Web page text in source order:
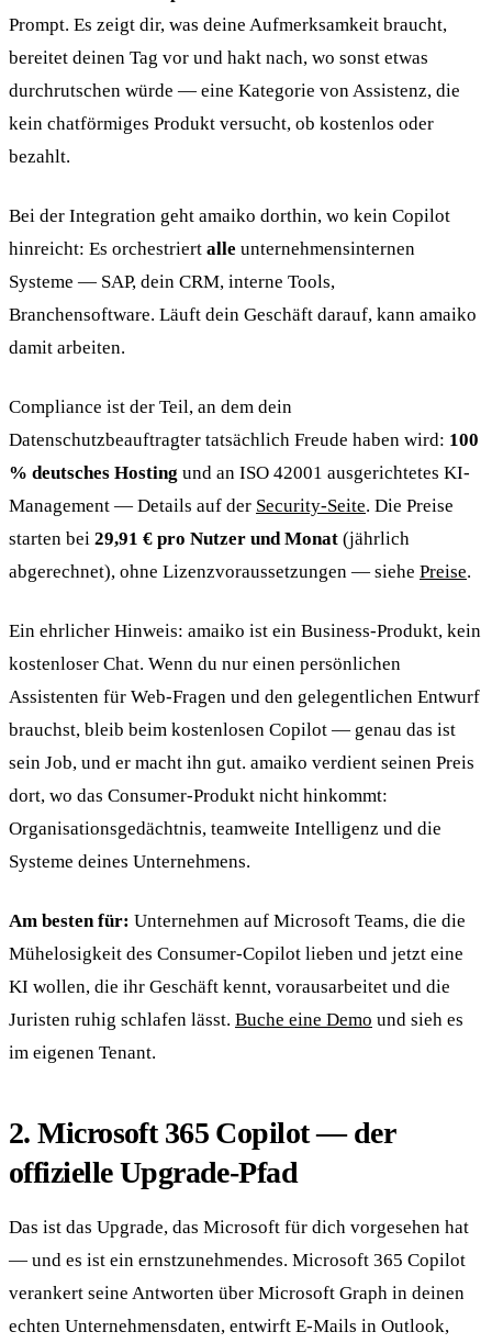
Prompt. Es zeigt dir, was deine Aufmerksamkeit braucht,
bereitet deinen Tag vor und hakt nach, wo sonst etwas
durchrutschen würde — eine Kategorie von Assistenz, die
kein chatförmiges Produkt versucht, ob kostenlos oder
bezahlt.
Bei der Integration geht amaiko dorthin, wo kein Copilot
hinreicht: Es orchestriert alle unternehmensinternen
Systeme — SAP, dein CRM, interne Tools,
Branchensoftware. Läuft dein Geschäft darauf, kann amaiko
damit arbeiten.
Compliance ist der Teil, an dem dein
Datenschutzbeauftragter tatsächlich Freude haben wird: 100
% deutsches Hosting und an ISO 42001 ausgerichtetes KI-
Management — Details auf der Security-Seite. Die Preise
starten bei 29,91 € pro Nutzer und Monat (jährlich
abgerechnet), ohne Lizenzvoraussetzungen — siehe Preise.
Ein ehrlicher Hinweis: amaiko ist ein Business-Produkt, kein
kostenloser Chat. Wenn du nur einen persönlichen
Assistenten für Web-Fragen und den gelegentlichen Entwurf
brauchst, bleib beim kostenlosen Copilot — genau das ist
sein Job, und er macht ihn gut. amaiko verdient seinen Preis
dort, wo das Consumer-Produkt nicht hinkommt:
Organisationsgedächtnis, teamweite Intelligenz und die
Systeme deines Unternehmens.
Am besten für: Unternehmen auf Microsoft Teams, die die
Mühelosigkeit des Consumer-Copilot lieben und jetzt eine
KI wollen, die ihr Geschäft kennt, vorausarbeitet und die
Juristen ruhig schlafen lässt. Buche eine Demo und sieh es
im eigenen Tenant.
2. Microsoft 365 Copilot — der
offizielle Upgrade-Pfad
Das ist das Upgrade, das Microsoft für dich vorgesehen hat
— und es ist ein ernstzunehmendes. Microsoft 365 Copilot
verankert seine Antworten über Microsoft Graph in deinen
echten Unternehmensdaten, entwirft E-Mails in Outlook,